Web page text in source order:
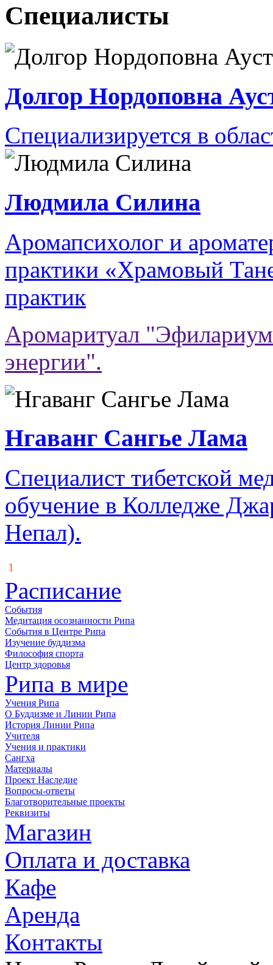
Cпециалисты
Долгор Нордоповна
Специализируется в
Людмила Силина
Аромапсихолог и
практики «Храмовый
практик
Аромаритуал
энергии".
Нгаванг Сангье Лама
Специалист тибетской
обучение в Колледже
Непал).
1
Расписание
События
Медитация осознанности Рипа
События в Центре Рипа
Изучение буддизма
Философия спорта
Центр здоровья
Рипа в мире
Учения Рипа
О Буддизме и Линии Рипа
История Линии Рипа
Учителя
Учения и практики
Сангха
Материалы
Проект Наследие
Вопросы-ответы
Благотворительные проекты
Реквизиты
Магазин
Оплата и доставка
Кафе
Аренда
Контакты